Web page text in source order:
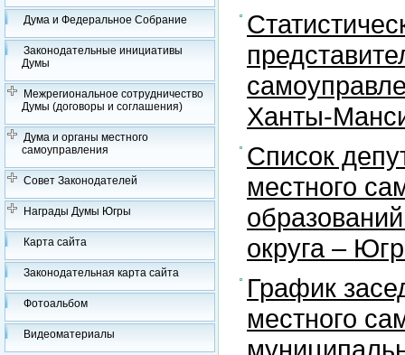
Дума и Федеральное Собрание
Законодательные инициативы
Думы
Межрегиональное сотрудничество
Думы (договоры и соглашения)
Дума и органы местного
самоуправления
Совет Законодателей
Награды Думы Югры
Карта сайта
Законодательная карта сайта
Фотоальбом
Видеоматериалы
Ханты-
Список
местного
округа –
График
местного